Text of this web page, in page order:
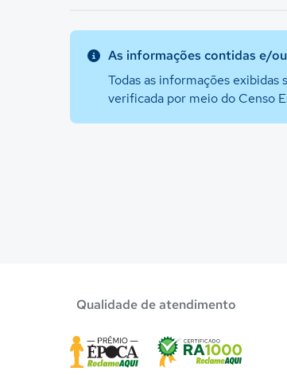
As informações contidas e/
Todas as informações
verificada por meio do Censo
Qualidade de atendimento